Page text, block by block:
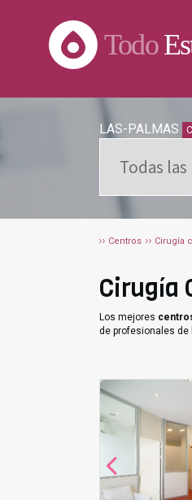
Todo
LAS-PALMAS
Centros Cirugía
Cirugía
Los mejores
de profesionales de